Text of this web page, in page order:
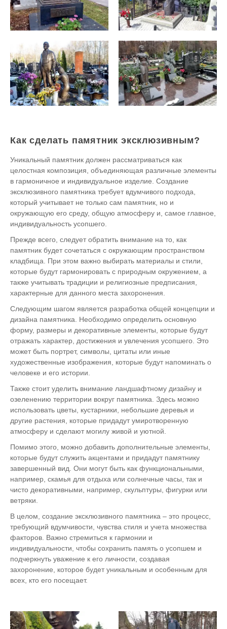
Как сделать памятник эксклюзивным?
Уникальный памятник должен рассматриваться как
целостная композиция, объединяющая различные элементы
в гармоничное и индивидуальное изделие. Создание
эксклюзивного памятника требует вдумчивого подхода,
который учитывает не только сам памятник, но и
окружающую его среду, общую атмосферу и, самое главное,
индивидуальность усопшего.
Прежде всего, следует обратить внимание на то, как
памятник будет сочетаться с окружающим пространством
кладбища. При этом важно выбирать материалы и стили,
которые будут гармонировать с природным окружением, а
также учитывать традиции и религиозные предписания,
характерные для данного места захоронения.
Следующим шагом является разработка общей концепции и
дизайна памятника. Необходимо определить основную
форму, размеры и декоративные элементы, которые будут
отражать характер, достижения и увлечения усопшего. Это
может быть портрет, символы, цитаты или иные
художественные изображения, которые будут напоминать о
человеке и его истории.
Также стоит уделить внимание ландшафтному дизайну и
озеленению территории вокруг памятника. Здесь можно
использовать цветы, кустарники, небольшие деревья и
другие растения, которые придадут умиротворенную
атмосферу и сделают могилу живой и уютной.
Помимо этого, можно добавить дополнительные элементы,
которые будут служить акцентами и придадут памятнику
завершенный вид. Они могут быть как функциональными,
например, скамья для отдыха или солнечные часы, так и
чисто декоративными, например, скульптуры, фигурки или
ветряки.
В целом, создание эксклюзивного памятника – это процесс,
требующий вдумчивости, чувства стиля и учета множества
факторов. Важно стремиться к гармонии и
индивидуальности, чтобы сохранить память о усопшем и
подчеркнуть уважение к его личности, создавая
захоронение, которое будет уникальным и особенным для
всех, кто его посещает.